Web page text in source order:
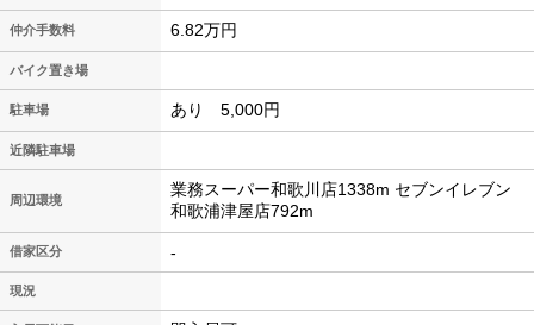
仲介手数料 6.82万円
バイク置き場
駐車場 あり 5,000円
近隣駐車場
周辺環境
業務スーパー和歌川店1338m セブンイレブン
和歌浦津屋店792m
借家区分 -
現況